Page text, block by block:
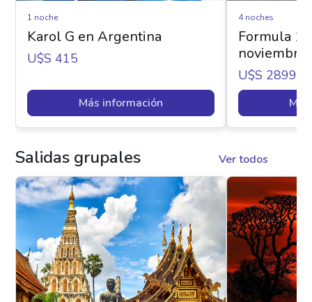
1 noche
Karol G en Argentina
U$s 415
Más información
4 noches
Formula 1
noviembre
U$s 2899
Salidas grupales Ver todos